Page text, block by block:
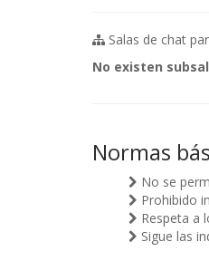
Salas de chat
No existen
Normas
No se
Prohibido
Respeta a
Sigue las